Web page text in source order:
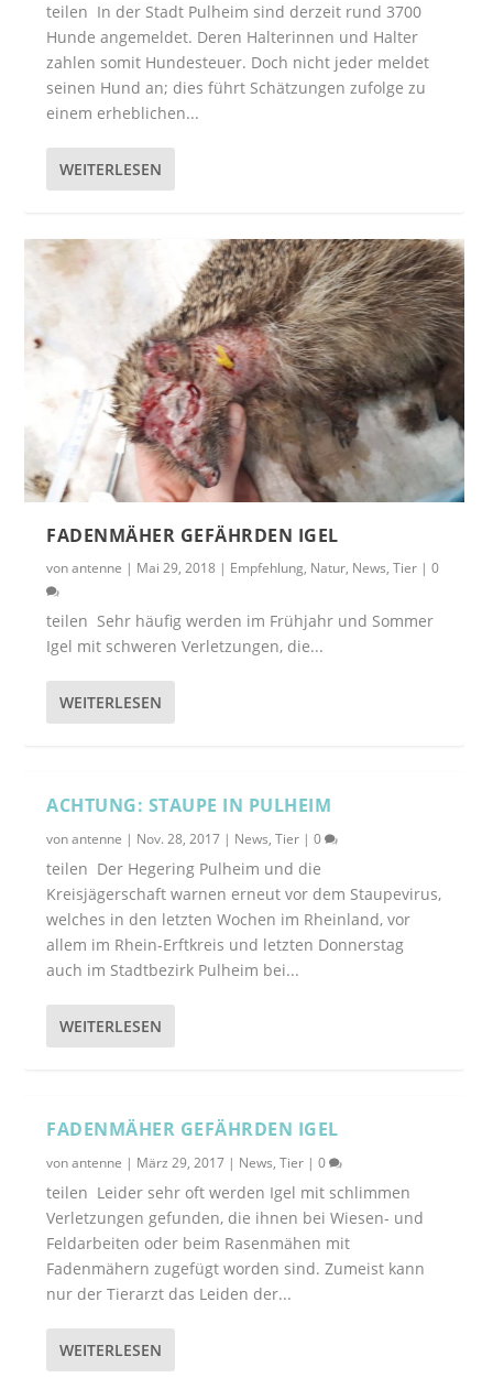
teilen In der Stadt Pulheim sind derzeit rund 3700
Hunde angemeldet. Deren Halterinnen und Halter
zahlen somit Hundesteuer. Doch nicht jeder meldet
seinen Hund an; dies führt Schätzungen zufolge zu
einem erheblichen...
WEITERLESEN
FADENMÄHER GEFÄHRDEN IGEL
vonantenne | Mai 29, 2018 | Empfehlung, Natur, News,Tier |0
teilen Sehr häufig werden im Frühjahr und Sommer
Igel mit schweren Verletzungen, die...
WEITERLESEN
ACHTUNG: STAUPE IN PULHEIM
vonantenne | Nov. 28, 2017 | News,Tier |0
teilen Der Hegering Pulheim und die
Kreisjägerschaft warnen erneut vor dem Staupevirus,
welches in den letzten Wochen im Rheinland, vor
allem im Rhein-Erftkreis und letzten Donnerstag
auch im Stadtbezirk Pulheim bei...
WEITERLESEN
FADENMÄHER GEFÄHRDEN IGEL
vonantenne | März 29, 2017 | News,Tier |0
teilen Leider sehr oft werden Igel mit schlimmen
Verletzungen gefunden, die ihnen bei Wiesen- und
Feldarbeiten oder beim Rasenmähen mit
Fadenmähern zugefügt worden sind. Zumeist kann
nur der Tierarzt das Leiden der...
WEITERLESEN